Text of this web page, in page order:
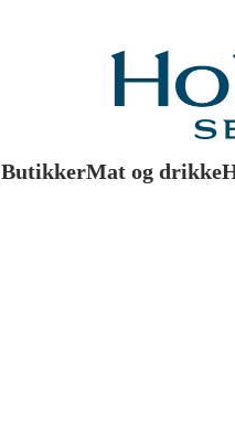
ButikkerMat og drikke